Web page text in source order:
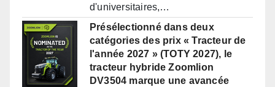
d'universitaires,…
Présélectionné dans deux
catégories des prix « Tracteur de
l'année 2027 » (TOTY 2027), le
tracteur hybride Zoomlion
DV3504 marque une avancée